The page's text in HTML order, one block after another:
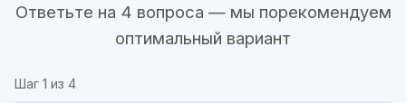
Ответьте на 4 вопроса — мы порекомендуем
оптимальный вариант
Шаг 1 из 4